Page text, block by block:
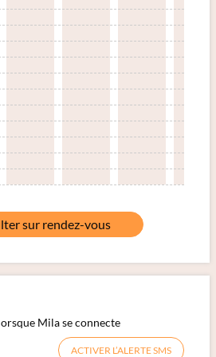
sur rendez-vous
Mila se connecte
ACTIVER L’ALERTE SMS